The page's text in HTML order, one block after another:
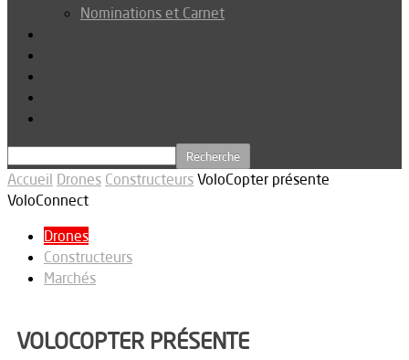
Nominations et Carnet
Accueil Drones Constructeurs VoloCopter présente
VoloConnect
Drones
Constructeurs
Marchés
VOLOCOPTER PRÉSENTE